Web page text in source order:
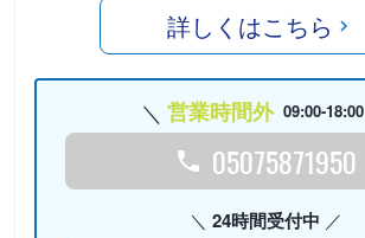
詳しくはこちら
営業時間外 09:00-18:00
05075871950
24時間受付中